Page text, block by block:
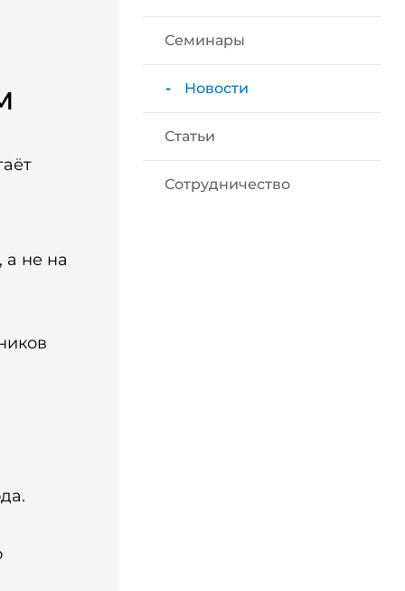
Семинары
Новости
Статьи
Сотрудничество
а не на